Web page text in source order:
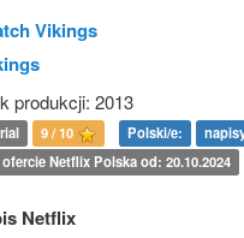
Vikings
produkcji: 2013
9 / 10 Polski/e:
Netflix Polska od: 20.10.2024
Netflix